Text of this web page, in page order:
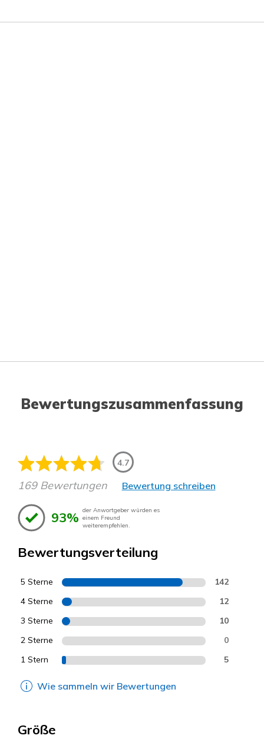
Bewertungszusammenfassung
4.7
169 Bewertungen Bewertung schreiben
93% der Anwortgeber würden es
einem Freund
weiterempfehlen.
Bewertungsverteilung
5 Sterne 142
4 Sterne 12
3 Sterne 10
2 Sterne 0
1 Stern 5
Wie sammeln wir Bewertungen
Größe